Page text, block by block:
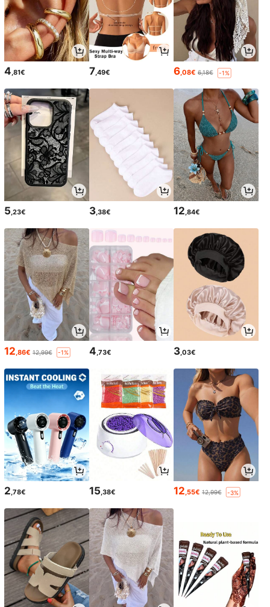
4,81€ 7,49€ 6,08€ 6,18€ -1%
5,23€ 3,38€ 12,84€
12 ,86€ 12,99€ -1% 4 ,73€ 3 ,03€
2 ,78€ 15 ,38€ 12 ,55€ 12,99€ -3%